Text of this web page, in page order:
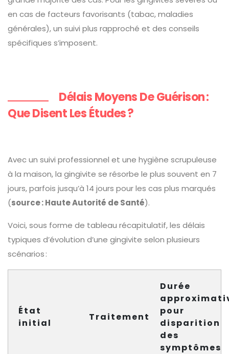
en cas de facteurs favorisants (tabac, maladies
générales), un suivi plus rapproché et des conseils
spécifiques s’imposent.
Délais Moyens De Guérison :
Que Disent Les Études ?
Avec un suivi professionnel et une hygiène scrupuleuse
à la maison, la gingivite se résorbe le plus souvent en 7
jours, parfois jusqu’à 14 jours pour les cas plus marqués
(source : Haute Autorité de Santé).
Voici, sous forme de tableau récapitulatif, les délais
typiques d’évolution d’une gingivite selon plusieurs
scénarios :
État
initial
Traitement
Durée
pour
disparition
des
symptômes